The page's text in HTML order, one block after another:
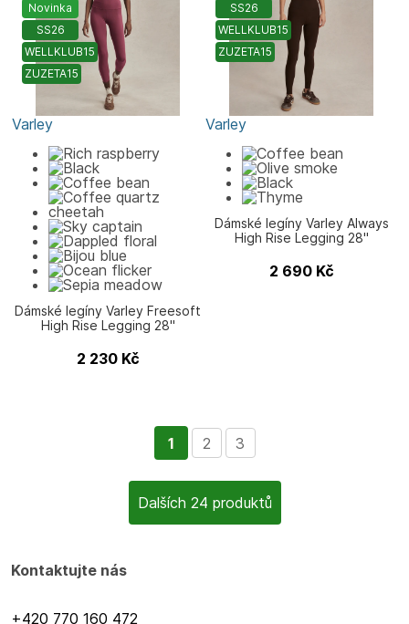
Novinka
SS26
WELLKLUB15
ZUZETA15
Varley
Dámské legíny Varley Freesoft
High Rise Legging 28"
2 230 Kč
SS26
WELLKLUB15
ZUZETA15
Varley
Dámské legíny Varley Always
High Rise Legging 28"
2 690 Kč
1 2 3
Dalších 24 produktů
Kontaktujte nás
+420 770 160 472